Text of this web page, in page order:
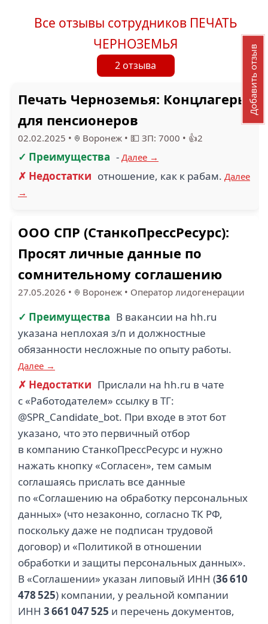
Все отзывы сотрудников ПЕЧАТЬ
ЧЕРНОЗЕМЬЯ
2 отзыва
Печать Черноземья: Концлагерь
для пенсионеров
02.02.2025 • Воронеж • 💵 ЗП: 7000 • 👍2
✓ Преимущества - Далее →
✗ Недостатки отношение, как к рабам. Далее
→
ООО СПР (СтанкоПрессРесурс):
Просят личные данные по
сомнительному соглашению
27.05.2026 • Воронеж • Оператор лидогенерации
✓ Преимущества В вакансии на hh.ru
указана неплохая з/п и должностные
обязанности несложные по опыту работы.
Далее →
✗ Недостатки Прислали на hh.ru в чате
с «Работодателем» ссылку в ТГ:
@SPR_Candidate_bot. При входе в этот бот
указано, что это первичный отбор
в компанию СтанкоПрессРесурс и нужно
нажать кнопку «Согласен», тем самым
соглашаясь прислать все данные
по «Соглашению на обработку персональных
данных» (что незаконно, согласно ТК РФ,
поскольку даже не подписан трудовой
договор) и «Политикой в отношении
обработки и защиты персональных данных».
В «Соглашении» указан липовый ИНН (36 610
478 525) компании, у реальной компании
ИНН 3 661 047 525 и перечень документов,
Добавить отзыв